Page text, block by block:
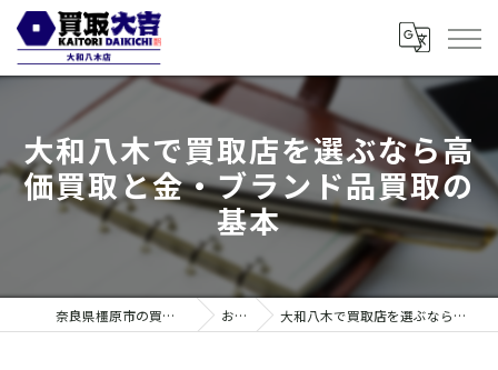
大和八木で買取店を選ぶなら高
価買取と金・ブランド品買取の
基本
奈良県橿原市の買取なら買取大吉 大和八木店 お知らせ 大和八木で買取店を選ぶなら高価買取と金・ブランド品買取の基本